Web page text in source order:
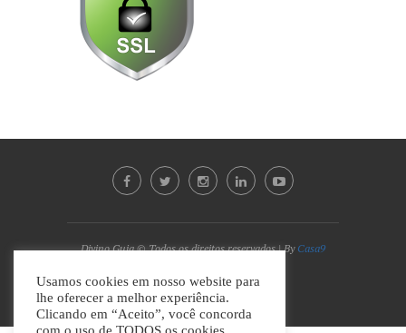
Divino Guia © Todos os direitos reservados | By Casa9
VOLTAR AO TOPO
Usamos cookies em nosso website para
lhe oferecer a melhor experiência.
Clicando em “Aceito”, você concorda